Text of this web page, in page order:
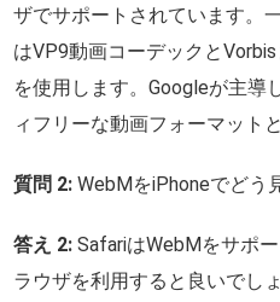
ザでサポートされています。
はVP9動画コーデックと
を使用します。Googleが主導
ィフリーな動画フォーマット
質問 2: WebMをiPhoneでどう
答え 2: SafariはWebMをサポ
ラウザを利用すると良いでし